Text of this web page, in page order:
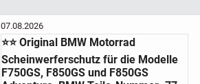
07.08.2026
⭐⭐ Original BMW Motorrad
Scheinwerferschutz für die Modelle
F750GS, F850GS und F850GS